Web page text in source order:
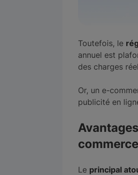
Toutefois, le
annuel est
des charges
Or, un e-
publicité en
commerce
Le principal